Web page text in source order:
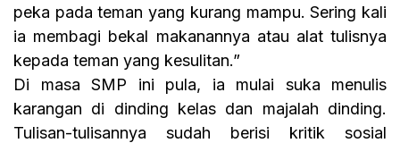
peka pada teman yang kurang mampu. Sering kali
ia membagi bekal makanannya atau alat tulisnya
kepada teman yang kesulitan.”
Di masa SMP ini pula, ia mulai suka menulis
karangan di dinding kelas dan majalah dinding.
Tulisan-tulisannya sudah berisi kritik sosial